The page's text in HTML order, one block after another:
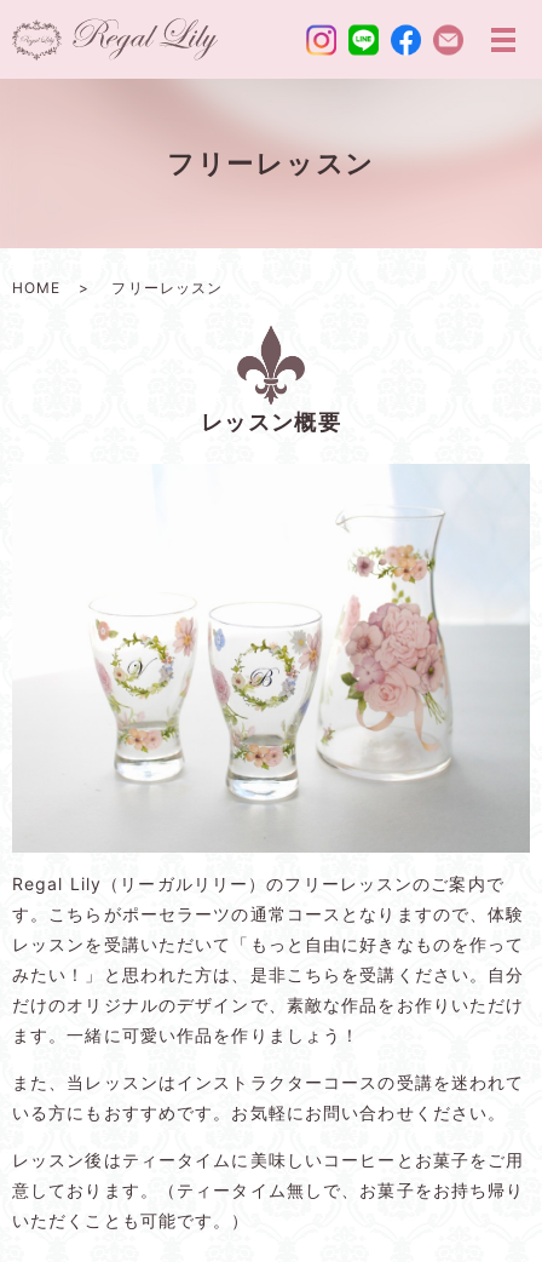
フリーレッスン
HOME フリーレッスン
レッスン概要
Regal Lily（リーガルリリー）のフリーレッスンのご案内で
す。こちらがポーセラーツの通常コースとなりますので、体験
レッスンを受講いただいて「もっと自由に好きなものを作って
みたい！」と思われた方は、是非こちらを受講ください。自分
だけのオリジナルのデザインで、素敵な作品をお作りいただけ
ます。一緒に可愛い作品を作りましょう！
また、当レッスンはインストラクターコースの受講を迷われて
いる方にもおすすめです。お気軽にお問い合わせください。
レッスン後はティータイムに美味しいコーヒーとお菓子をご用
意しております。（ティータイム無しで、お菓子をお持ち帰り
いただくことも可能です。）